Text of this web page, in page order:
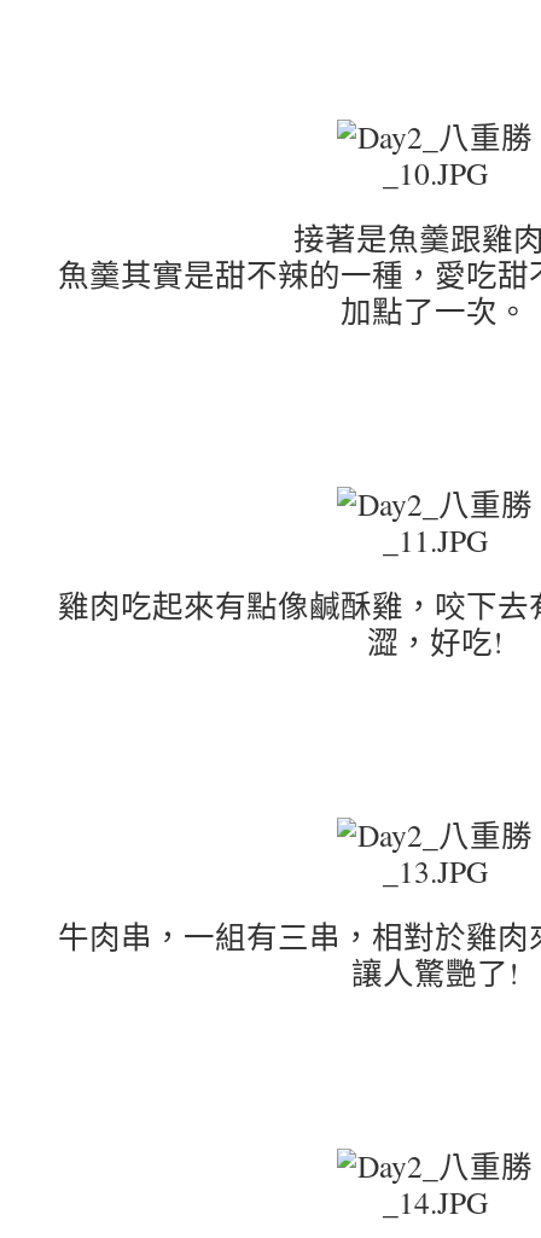
接著是魚羹跟雞
魚羹其實是甜不辣的一種，愛吃
加點了一次。
雞肉吃起來有點像鹹酥雞，咬下
澀，好吃!
牛肉串，一組有三串，相對於雞
讓人驚艷了!